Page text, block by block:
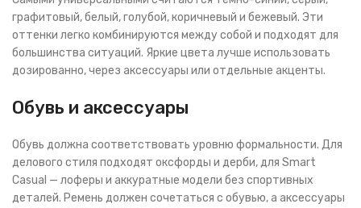
графитовый, белый, голубой, коричневый и бежевый. Эти
оттенки легко комбинируются между собой и подходят для
большинства ситуаций. Яркие цвета лучше использовать
дозированно, через аксессуары или отдельные акценты.
Обувь и аксессуары
Обувь должна соответствовать уровню формальности. Для
делового стиля подходят оксфорды и дерби, для Smart
Casual — лоферы и аккуратные модели без спортивных
деталей. Ремень должен сочетаться с обувью, а аксессуары